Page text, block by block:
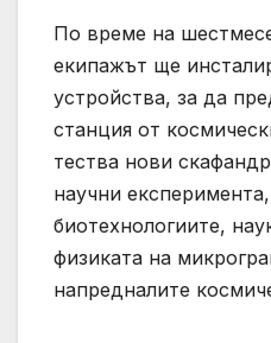
По време на
екипажът ще
устройства, за да
станция от
тества нови
научни
биотехнологиите,
физиката на
напредналите